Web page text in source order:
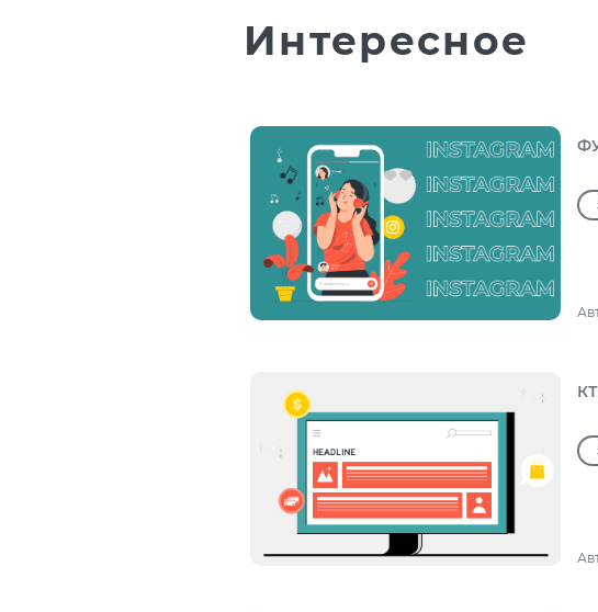
Интересное